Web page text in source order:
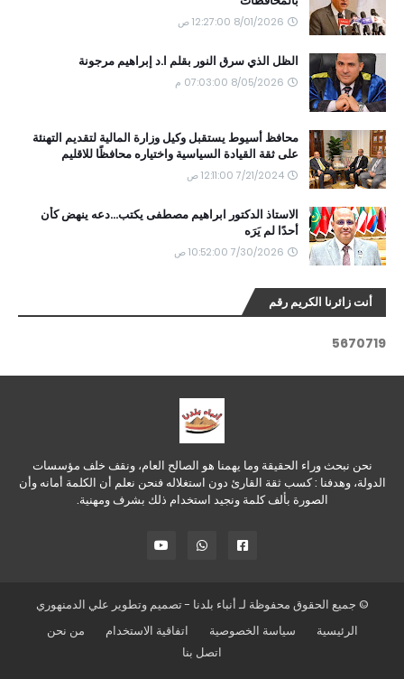
8/01/2026 12:27:00 ص
الظل الذي سرق النور بقلم ا.د إبراهيم مرجونة
8/05/2026 07:03:00 م
محافظ أسيوط يستقبل وكيل وزارة المالية لتقديم التهنئة
على ثقة القيادة السياسية واختياره محافظًا للاقليم
7/21/2024 12:11:00 ص
الاستاذ الدكتور ابراهيم مصطفى يكتب...دعه ينهض كأن
أحدًا لم يَرَه
7/30/2026 10:52:00 ص
أنت زائرنا الكريم رقم
5670719
نحن نبحث وراء الحقيقة وما يهمنا هو الصالح العام، ونقف خلف مؤسسات
الدولة، وهدفنا : كسب ثقة القارئ دون استغلاله فنحن نعلم أن الكلمة أمانه وأن
الصورة بألف كلمة ونجيد استخدام ذلك بشرف ومهنية.
© جميع الحقوق محفوظة لـ أنباء بلدنا - تصميم وتطوير علي الدمنهوري
الرئيسية
سياسة الخصوصية اتفاقية الاستخدام
من نحن
اتصل بنا